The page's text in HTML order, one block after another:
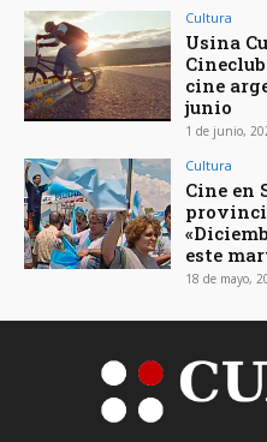
Cultura
Usina
cine
junio
1 de junio,
Cultura
Cine en
este
18 de mayo,